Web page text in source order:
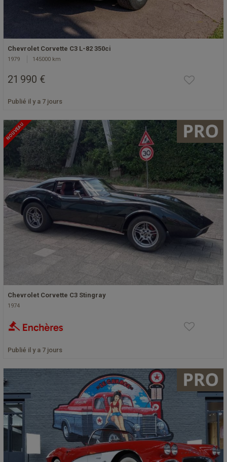
Chevrolet Corvette C3 L-82 350ci
1979 145000 km
21 990 €
Publié il y a 7 jours
NOUVEAU
Chevrolet Corvette C3 Stingray
1974
Publié il y a 7 jours